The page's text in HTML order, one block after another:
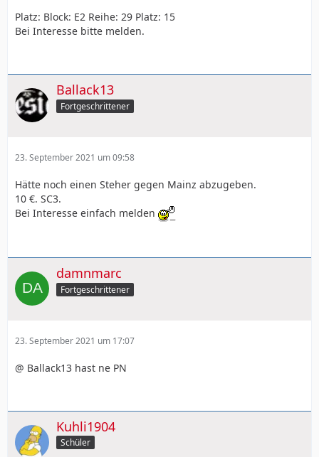
Platz: Block: E2 Reihe: 29 Platz: 15
Bei Interesse bitte melden.
Ballack13
Fortgeschrittener
23. September 2021 um 09:58
Hätte noch einen Steher gegen Mainz abzugeben.
10 €. SC3.
Bei Interesse einfach melden
damnmarc
Fortgeschrittener
23. September 2021 um 17:07
@ Ballack13 hast ne PN
Kuhli1904
Schüler